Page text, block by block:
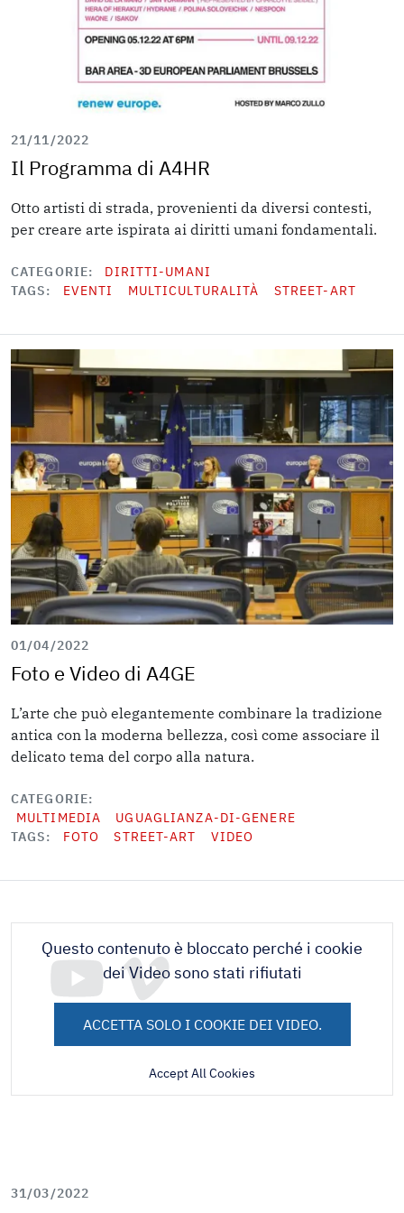
21/11/2022
Il Programma di A4HR
Otto artisti di strada, provenienti da diversi contesti,
per creare arte ispirata ai diritti umani fondamentali.
CATEGORIE
DIRITTI-UMANI
TAGS
EVENTI MULTICULTURALITÀ STREET-ART
Image
01/04/2022
Foto e Video di A4GE
L’arte che può elegantemente combinare la tradizione
antica con la moderna bellezza, così come associare il
delicato tema del corpo alla natura.
CATEGORIE
MULTIMEDIA
UGUAGLIANZA-DI-GENERE
TAGS
FOTO STREET-ART VIDEO
Questo contenuto è bloccato perché i cookie
dei Video sono stati rifiutati
ACCETTA SOLO I COOKIE DEI VIDEO.
Accept All Cookies
31/03/2022